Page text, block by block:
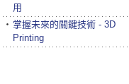
用
‧ 掌握未來的關鍵技術 - 3D
Printing